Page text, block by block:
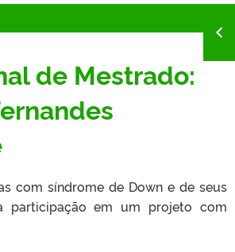
de Mestrado:
com síndrome de Down e de seus
participação em um projeto com